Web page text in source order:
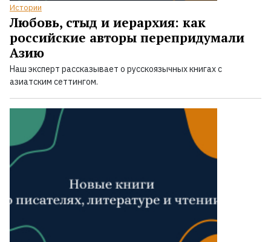
Истории
Любовь, стыд и иерархия: как
российские авторы перепридумали
Азию
Наш эксперт рассказывает о русскоязычных книгах с
азиатским сеттингом.